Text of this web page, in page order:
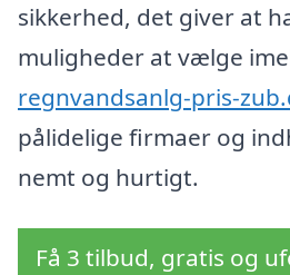
sikkerhed, det giver at
muligheder at vælge
regnvandsanlg-pris-
pålidelige firmaer og
nemt og hurtigt.
Få 3 tilbud, gratis og